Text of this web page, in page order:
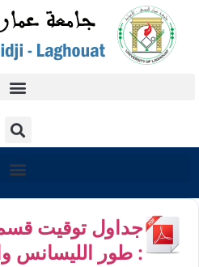
جداول توقيت
: طور الليسانس